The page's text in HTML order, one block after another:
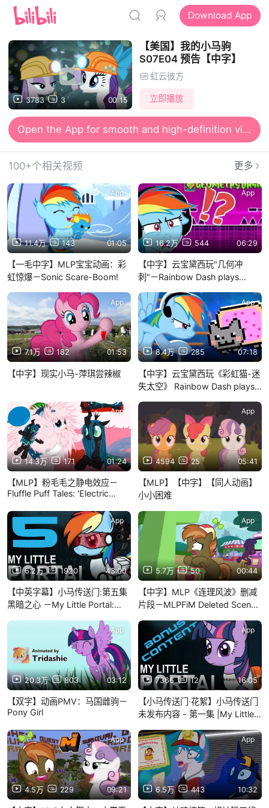
Download App
3783 3 00:15
【美国】我的小马驹
S07E04 预告【中字】
虹云彼方
立即播放
Open the App for smooth and high-definition viewing
100+个相关视频 更多
11.4万 143 01:05
App
【一毛中字】MLP宝宝动画：彩
虹惊爆－Sonic Scare-Boom!
16.2万 544 06:29
App
【中字】云宝黛西玩"几何冲
刺"－Rainbow Dash plays
7.1万 182 01:53
App
【中字】现实小马-萍琪尝辣椒
8.4万 285 07:18
App
【中字】云宝黛西玩《彩虹猫-迷
失太空》 Rainbow Dash plays
14.3万 171 01:24
App
【MLP】粉毛毛之静电效应－
Fluffle Puff Tales: 'Electric
4594 25 05:41
App
【MLP】【中字】【同人动画】
小小困难
6.2万 1920 43:00
App
【中英字幕】小马传送门:第五集
黑暗之心 －My Little Portal:
5.7万 50 00:44
App
【中字】MLP《连理风波》删减
片段－MLPFiM Deleted Scene
20.3万 803 03:12
App
【双字】动画PMV：马国雌驹－
Pony Girl
7366 12 16:05
App
【小马传送门·花絮】小马传送门
未发布内容 - 第一集 |My Little
Unreleased Episode 1
4.5万 229 09:21
App
6.5万 443 10:32
App